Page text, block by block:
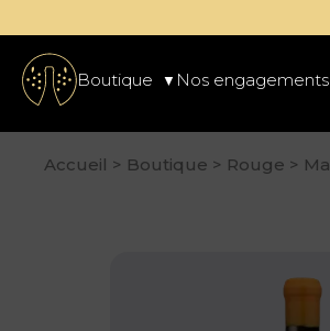
Boutique Nos engagements
Accueil > Boutique > Rouge >